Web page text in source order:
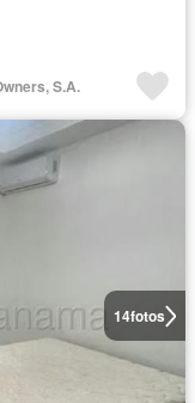
S.A.
14fotos